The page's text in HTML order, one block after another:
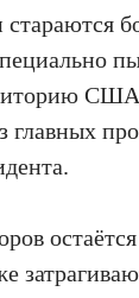
стараются
главных